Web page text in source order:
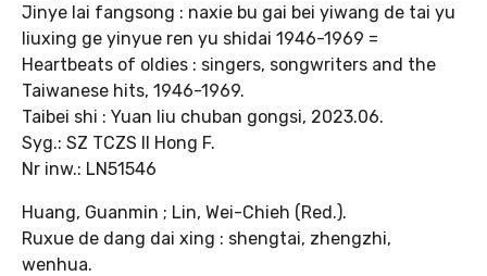
Jinye lai fangsong : naxie bu gai bei yiwang de tai yu
liuxing ge yinyue ren yu shidai 1946-1969 =
Heartbeats of oldies : singers, songwriters and the
Taiwanese hits, 1946-1969.
Taibei shi : Yuan liu chuban gongsi, 2023.06.
Syg.: SZ TCZS II Hong F.
Nr inw.: LN51546
Huang, Guanmin ; Lin, Wei-Chieh (Red.).
Ruxue de dang dai xing : shengtai, zhengzhi,
wenhua.